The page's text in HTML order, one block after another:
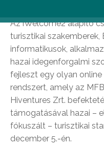
Az iWelcome2 alapító
turisztikai szakemberek,
informatikusok,
hazai idegenforgalmi
fejleszt egy olyan
rendszert, amely az
Hiventures Zrt.
támogatásával hazai –
fókuszált – turisztikai
december 5.-én.